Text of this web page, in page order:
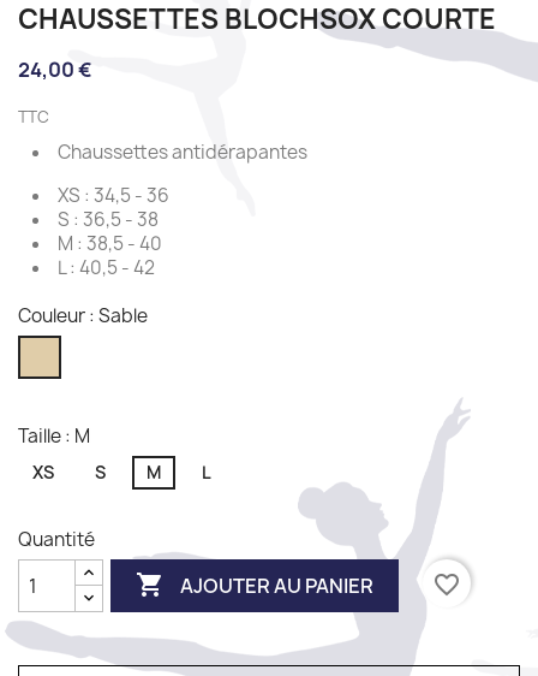
CHAUSSETTES BLOCHSOX COURTE
24,00 €
TTC
Chaussettes antidérapantes
XS : 34,5 - 36
S : 36,5 - 38
M : 38,5 - 40
L : 40,5 - 42
Couleur : Sable
Taille : M
XS S M L
Quantité
 AJOUTER AU PANIER favorite_border